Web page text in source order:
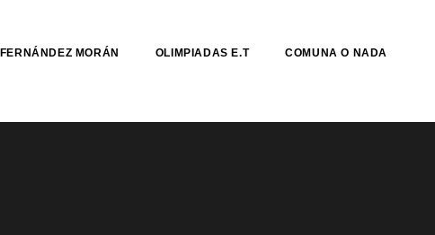
MORÁN OLIMPIADAS E.T COMUNA O NADA